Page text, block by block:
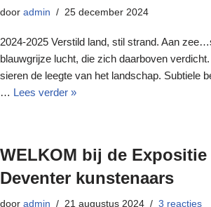
door admin 25 december 2024
2024-2025 Verstild land, stil strand. Aan
blauwgrijze lucht, die zich daarboven
sieren de leegte van het landschap. Subtiele
… Lees verder »
WELKOM bij de Expositie
Deventer kunstenaars
door admin 21 augustus 2024 3 reacties